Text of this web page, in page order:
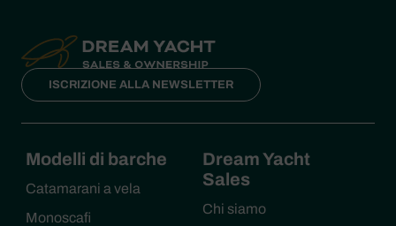
ISCRIZIONE ALLA NEWSLETTER
Modelli di barche
Catamarani a vela
Monoscafi
Dream Yacht
Sales
Chi siamo